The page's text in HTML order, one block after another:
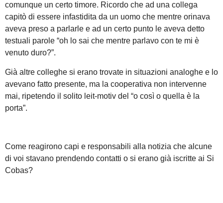
comunque un certo timore. Ricordo che ad una collega
capitò di essere infastidita da un uomo che mentre orinava
aveva preso a parlarle e ad un certo punto le aveva detto
testuali parole “oh lo sai che mentre parlavo con te mi è
venuto duro?”.
Già altre colleghe si erano trovate in situazioni analoghe e lo
avevano fatto presente, ma la cooperativa non intervenne
mai, ripetendo il solito leit-motiv del “o così o quella è la
porta”.
Come reagirono capi e responsabili alla notizia che alcune
di voi stavano prendendo contatti o si erano già iscritte ai Si
Cobas?